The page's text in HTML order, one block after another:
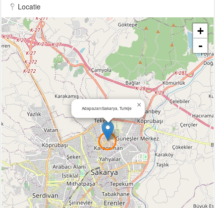
Locatie
Adapazarı/Sakarya, Turkije ×
+
-